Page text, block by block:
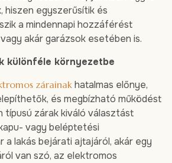
hiszen egyszerűsítik és
a mindennapi hozzáférést
akár garázsok esetében is.
különféle környezetbe
zárainak hatalmas előnye,
és megbízható működést
típusú zárak kiváló választást
vagy beléptetési
a lakás bejárati ajtajáról, akár egy
van szó, az elektromos